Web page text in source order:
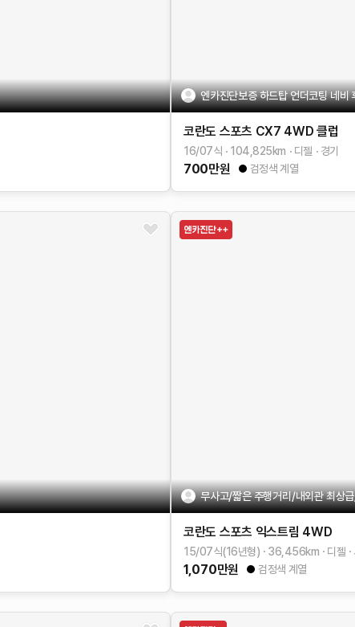
엔카진단보증 하드탑 언더코팅 네비
코란도 스포츠 CX7 4WD 클럽
16/07식 104,825km 디젤 경기
700만원 검정색 계열
무사고/짧은 주행거리/내외관 최상
코란도 스포츠 익스트림 4WD
15/07식(16년형) 36,456km 디젤
1,070만원 검정색 계열